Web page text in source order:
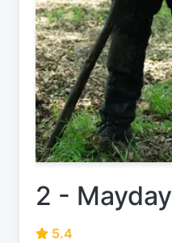
2 - Mayday
5.4